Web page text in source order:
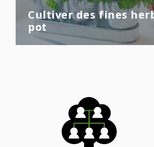
Cultiver des fines
pot